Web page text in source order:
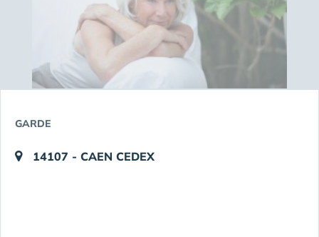
GARDE
14107 - CAEN CEDEX